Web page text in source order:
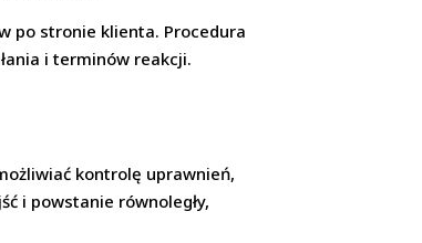
po stronie klienta. Procedura
i terminów reakcji.
kontrolę uprawnień,
i powstanie równoległy,